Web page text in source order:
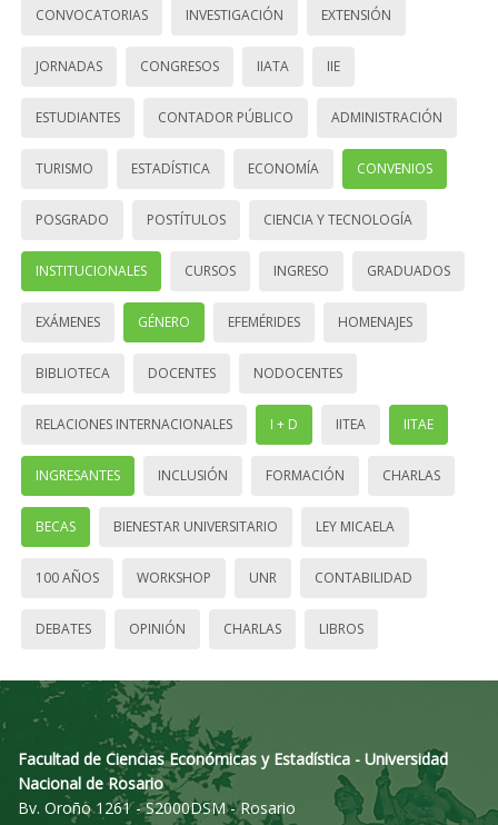
CONVOCATORIAS INVESTIGACIÓN EXTENSIÓN
JORNADAS CONGRESOS IIATA IIE
ESTUDIANTES CONTADOR PÚBLICO ADMINISTRACIÓN
TURISMO ESTADÍSTICA ECONOMÍA CONVENIOS
POSGRADO POSTÍTULOS CIENCIA Y TECNOLOGÍA
INSTITUCIONALES CURSOS INGRESO GRADUADOS
EXÁMENES GÉNERO EFEMÉRIDES HOMENAJES
BIBLIOTECA DOCENTES NODOCENTES
RELACIONES INTERNACIONALES I + D IITEA IITAE
INGRESANTES INCLUSIÓN FORMACIÓN CHARLAS
BECAS BIENESTAR UNIVERSITARIO LEY MICAELA
100 AÑOS WORKSHOP UNR CONTABILIDAD
DEBATES OPINIÓN CHARLAS LIBROS
Facultad de Ciencias Económicas y Estadística - Universidad
Nacional de Rosario
Bv. Oroño 1261 - S2000DSM - Rosario